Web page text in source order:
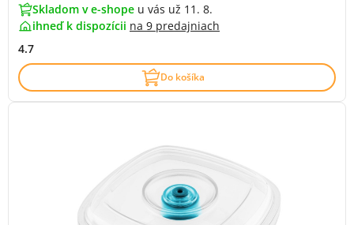
Skladom v e-shope u vás už 11. 8.
ihneď k dispozícii na 9 predajniach
4.7
Do košíka